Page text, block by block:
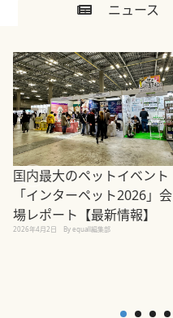
ニュース
国内最大のペットイベント
「インターペット2026」会
場レポート【最新情報】
2026年4月2日 By equall編集部